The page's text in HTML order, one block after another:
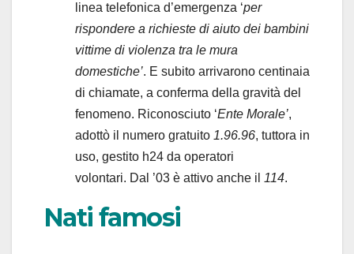
linea telefonica d’emergenza ‘per
rispondere a richieste di aiuto dei bambini
vittime di violenza tra le mura
domestiche’. E subito arrivarono centinaia
di chiamate, a conferma della gravità del
fenomeno. Riconosciuto ‘Ente Morale’,
adottò il numero gratuito 1.96.96, tuttora in
uso, gestito h24 da operatori
volontari. Dal ’03 è attivo anche il 114.
Nati famosi